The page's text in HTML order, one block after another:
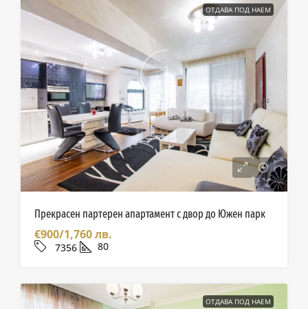
ОТДАВА ПОД НАЕМ
Прекрасен партерен апартамент с двор до Южен парк
€900/1,760 лв.
7356 80
ОТДАВА ПОД НАЕМ